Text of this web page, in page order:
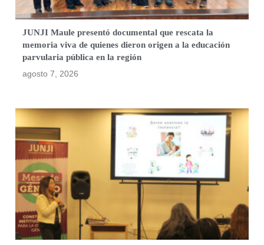
JUNJI Maule presentó documental que rescata la
memoria viva de quienes dieron origen a la educación
parvularia pública en la región
agosto 7, 2026